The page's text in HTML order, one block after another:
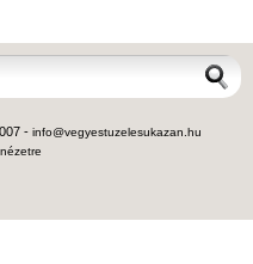
- info@vegyestuzelesukazan.hu